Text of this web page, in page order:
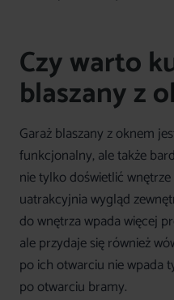
Czy warto
blaszany z
Garaż blaszany z oknem
funkcjonalny, ale także
nie tylko doświetlić
uatrakcyjnia wygląd
do wnętrza wpada więcej
ale przydaje się również
po ich otwarciu nie wpada
po otwarciu bramy.